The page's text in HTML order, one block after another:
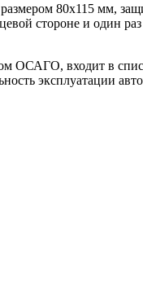
80х115 мм,
стороне и один
ОСАГО, входит в
эксплуатации